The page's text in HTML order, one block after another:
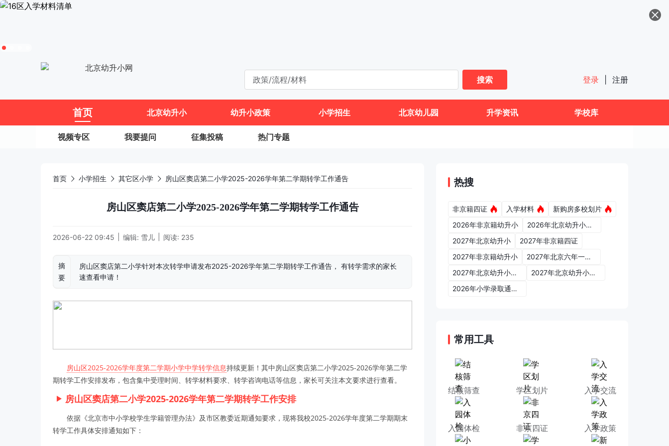
搜索
登录 注册
首页 北京幼升小 幼升小政策 小学招生 北京幼儿园 升学资讯 学校库
视频专区 我要提问 征集投稿 热门专题
首页 小学招生 其它区小学 房山区窦店第二小学2025-2026学年第二学期转学工作通告
房山区窦店第二小学2025-2026学年第二学期转学工作通告
2026-06-22 09:45 编辑: 雪儿 阅读: 235
摘
要
房山区窦店第二小学针对本次转学申请发布2025-2026学年第二学期转学工作通告， 有转学需求的家长
速查看申请！
房山区2025-2026学年度第二学期小学中学转学信息持续更新！其中房山区窦店第二小学2025-2026学年第二学
期转学工作安排发布，包含集中受理时间、转学材料要求、转学咨询电话等信息，家长可关注本文要求进行查看。
房山区窦店第二小学2025-2026学年第二学期转学工作安排
依据《北京市中小学校学生学籍管理办法》及市区教委近期通知要求，现将我校2025-2026学年度第二学期期末
转学工作具体安排通知如下：
热搜
非京籍四证 入学材料
新购房多校划片
2026年非京籍幼升小
2026年北京幼升小入学政策
2027年北京幼升小
2027年非京籍四证
2027年非京籍幼升小
2027年北京六年一学位政策
2027年北京幼升小六年一学位政策
2027年北京幼升小入学政策
2026年小学录取通知书
常用工具
结核筛查 学区划片 入学交流
入园体检 非京四证 入学政策